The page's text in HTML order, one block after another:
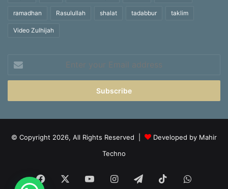
ramadhan Rasulullah shalat tadabbur taklim
Video Zulhijah
your
Email
© Copyright 2026, All Rights Reserved |
Developed by Mahir
Techno
Facebook YouTubeInstagramTelegramTikTok